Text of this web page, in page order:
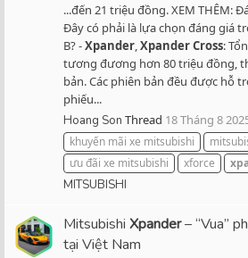
...đến 21 triệu đồng. XEM THÊM:
Đây có phải là lựa chọn đáng giá
B? -Xpander,XpanderCross:
tương đương hơn 80 triệu đồng,
bản. Các phiên bản đều được hỗ
phiếu...
Hoang Son Thread 18 Tháng 8
khuyến mãi xe mitsubishi
ưu đãi xe mitsubishi
xforce
MITSUBISHI
Mitsubishi Xpander– “Vua”
tại Việt Nam